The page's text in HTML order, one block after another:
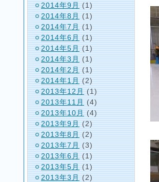
2014年9月 (1)
2014年8月
(1)
2014年7月
(1)
2014年6月 (1)
2014年5月 (1)
2014年3月
(1)
2014年2月
(1)
2014年1月 (2)
2013年12月 (1)
2013年11月
(4)
2013年10月
(4)
2013年9月 (2)
2013年8月 (2)
2013年7月
(3)
2013年6月
(1)
2013年5月 (1)
2013年3月 (2)